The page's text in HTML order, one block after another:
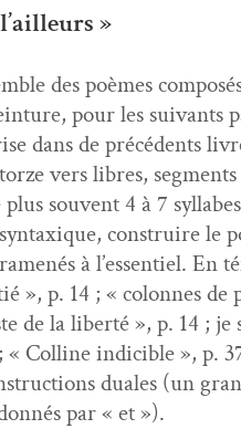
»
des poèmes
pour les suiv­ants
dans de précé­dents
vers libres,
sou­vent 4 à 7
con­stru­ire le
à l’essentiel. En
», p. 14 ; « colonnes de
de la lib­erté », p. 14 ; je
« Colline indi­ci­ble », p.
duales (un
par « et »).